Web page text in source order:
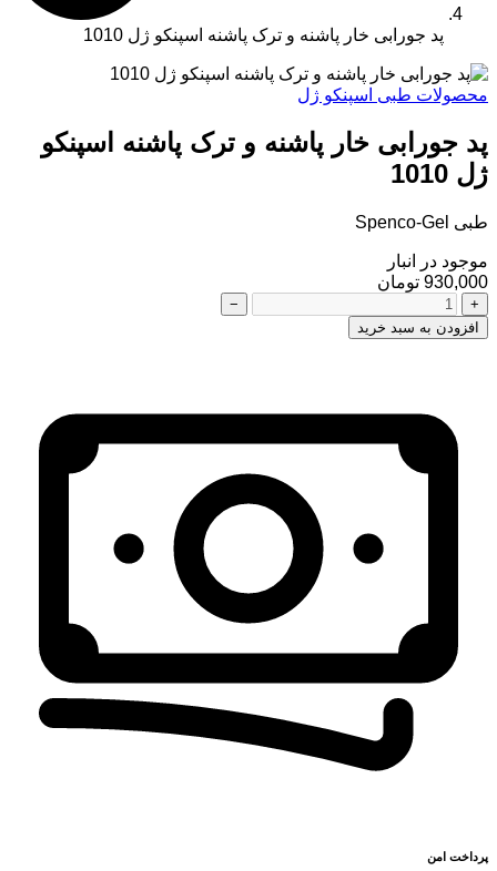
پد جورابی خار پاشنه و ترک پاشنه اسپنکو ژل 1010
محصولات طبی اسپنکو ژل
پد جورابی خار پاشنه و ترک پاشنه اسپنکو
ژل 1010
طبی Spenco-Gel
موجود در انبار
930,000 تومان
+
−
افزودن به سبد خرید
پرداخت امن